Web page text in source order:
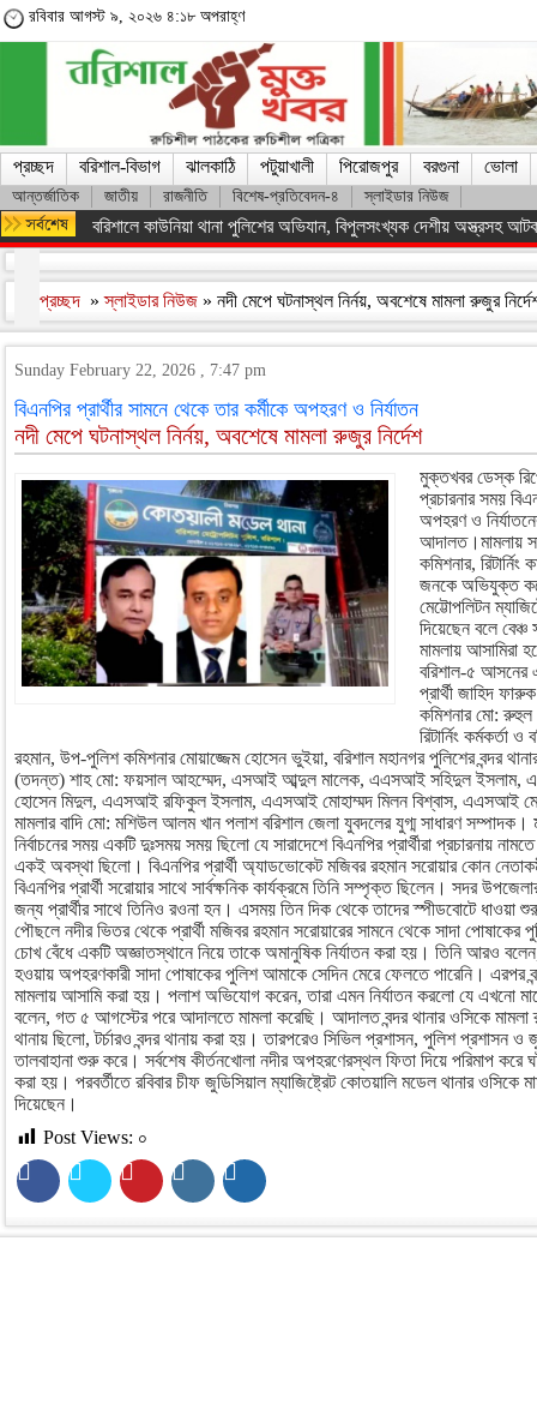
রবিবার আগস্ট ৯, ২০২৬ ৪:১৮ অপরাহ্ণ
প্রচ্ছদ বরিশাল-বিভাগ ঝালকাঠি পটুয়াখালী পিরোজপুর বরগুনা ভোলা
আন্তর্জাতিক জাতীয় রাজনীতি বিশেষ-প্রতিবেদন-৪ স্লাইডার নিউজ
বরিশাল সাংবাদিক ফোরাম’র কার্যকরী কমিটি গঠন
প্রচ্ছদ »স্লাইডার নিউজ » নদী মেপে ঘটনাস্থল নির্নয়, অবশেষে মামলা রুজুর
Sunday February 22, 2026 , 7:47 pm
বিএনপির প্রার্থীর সামনে থেকে তার কর্মীকে অপহরণ ও নির্যাতন
নদী মেপে ঘটনাস্থল নির্নয়, অবশেষে মামলা রুজুর নির্দেশ
মুক্তখবর ডেস্ক
প্রচারনার সময়
অপহরণ ও
আদালত।মামলায়
কমিশনার,
জনকে অভিযুক্ত
মেট্টোপলিটন
দিয়েছেন বলে
মামলায় আসামিরা
বরিশাল-৫ আসনের
প্রার্থী জাহিদ
কমিশনার মো: রুহুল
রিটার্নিং
রহমান, উপ-পুলিশ কমিশনার মোয়াজ্জেম হোসেন ভুইয়া, বরিশাল মহানগর পুলিশের বন্দর
(তদন্ত) শাহ মো: ফয়সাল আহম্মেদ, এসআই আব্দুল মালেক, এএসআই সহিদুল ইসলাম,
হোসেন মিদুল, এএসআই রফিকুল ইসলাম, এএসআই মোহাম্মদ মিলন বিশ্বাস, এএসআই
মামলার বাদি মো: মশিউল আলম খান পলাশ বরিশাল জেলা যুবদলের যুগ্ম সাধারণ সম্পাদক।
নির্বাচনের সময় একটি দুঃসময় সময় ছিলো যে সারাদেশে বিএনপির প্রার্থীরা প্রচারনায়
একই অবস্থা ছিলো। বিএনপির প্রার্থী অ্যাডভোকেট মজিবর রহমান সরোয়ার কোন
বিএনপির প্রার্থী সরোয়ার সাথে সার্বক্ষনিক কার্যক্রমে তিনি সম্পৃক্ত ছিলেন। সদর
জন্য প্রার্থীর সাথে তিনিও রওনা হন। এসময় তিন দিক থেকে তাদের স্পীডবোটে ধাওয়া
পৌছলে নদীর ভিতর থেকে প্রার্থী মজিবর রহমান সরোয়ারের সামনে থেকে সাদা
চোখ বেঁধে একটি অজ্ঞাতস্থানে নিয়ে তাকে অমানুষিক নির্যাতন করা হয়। তিনি আরও
হওয়ায় অপহরণকারী সাদা পোষাকের পুলিশ আমাকে সেদিন মেরে ফেলতে পারেনি। এরপর
মামলায় আসামি করা হয়। পলাশ অভিযোগ করেন, তারা এমন নির্যাতন করলো যে এখনো
বলেন, গত ৫ আগস্টের পরে আদালতে মামলা করেছি। আদালত বন্দর থানার ওসিকে মামলা
থানায় ছিলো, টর্চারও বন্দর থানায় করা হয়। তারপরেও সিভিল প্রশাসন, পুলিশ প্রশাসন ও
তালবাহানা শুরু করে। সর্বশেষ কীর্তনখোলা নদীর অপহরণেরস্থল ফিতা দিয়ে পরিমাপ করে
করা হয়। পরবর্তীতে রবিবার চীফ জুডিসিয়াল ম্যাজিষ্ট্রেট কোতয়ালি মডেল থানার ওসিকে
দিয়েছেন।
Post Views: ০